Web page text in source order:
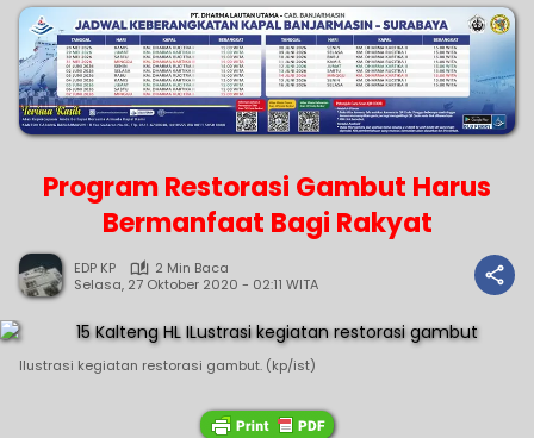
Program Restorasi Gambut Harus
Bermanfaat Bagi Rakyat
EDP KP
2 Min Baca
Selasa, 27 Oktober 2020 - 02:11 WITA
Ilustrasi kegiatan restorasi gambut. (kp/ist)